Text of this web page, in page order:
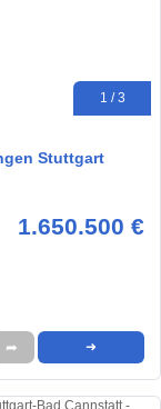
1 / 3
Stuttgart
1.650.500 €
➦ ➜